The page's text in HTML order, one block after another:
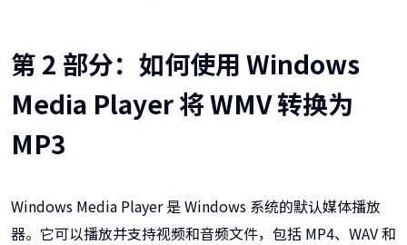
第 2 部分：如何使用 Windows
Media Player 将 WMV 转换为
MP3
Windows Media Player 是 Windows 系统的默认媒体播放
器。它可以播放并支持视频和音频文件，包括 MP4、WAV 和